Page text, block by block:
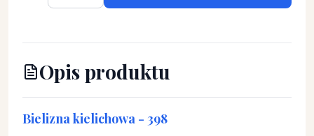
Opis produktu
Bielizna kielichowa - 398